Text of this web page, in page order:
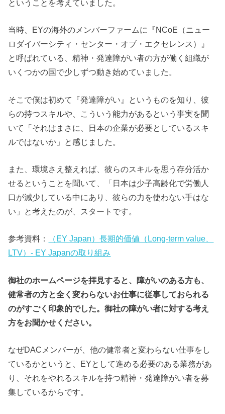
ということを考えていました。
当時、EYの海外のメンバーファームに『NCoE（ニュー
ロダイバーシティ・センター・オブ・エクセレンス）』
と呼ばれている、精神・発達障がい者の方が働く組織が
いくつかの国で少しずつ動き始めていました。
そこで僕は初めて『発達障がい』というものを知り、彼
らの持つスキルや、こういう能力があるという事実を聞
いて「それはまさに、日本の企業が必要としているスキ
ルではないか」と感じました。
また、環境さえ整えれば、彼らのスキルを思う存分活か
せるということを聞いて、「日本は少子高齢化で労働人
口が減少している中にあり、彼らの力を使わない手はな
い」と考えたのが、スタートです。
参考資料：
（EY Japan）長期的価値（Long-term value、
LTV）- EY Japanの取り組み
御社のホームページを拝見すると、障がいのある方も、
健常者の方と全く変わらないお仕事に従事しておられる
のがすごく印象的でした。御社の障がい者に対する考え
方をお聞かせください。
なぜDACメンバーが、他の健常者と変わらない仕事をし
ているかというと、EYとして進める必要のある業務があ
り、それをやれるスキルを持つ精神・発達障がい者を募
集しているからです。